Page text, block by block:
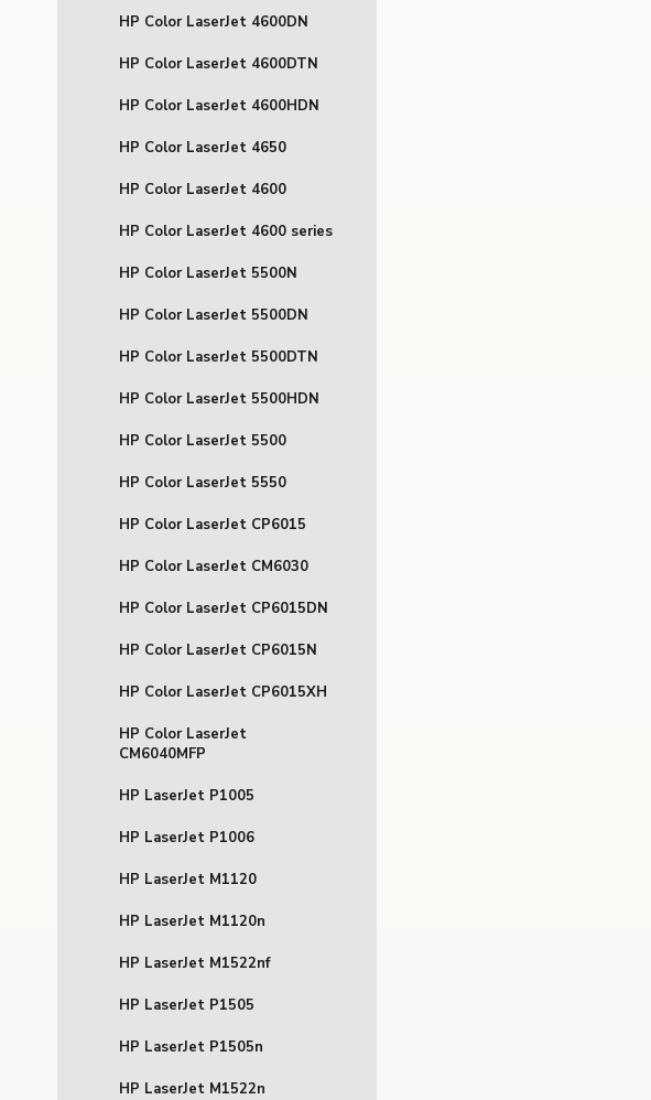
HP Color LaserJet 4600DN
HP Color LaserJet 4600DTN
HP Color LaserJet 4600HDN
HP Color LaserJet 4650
HP Color LaserJet 4600
HP Color LaserJet 4600 series
HP Color LaserJet 5500N
HP Color LaserJet 5500DN
HP Color LaserJet 5500DTN
HP Color LaserJet 5500HDN
HP Color LaserJet 5500
HP Color LaserJet 5550
HP Color LaserJet CP6015
HP Color LaserJet CM6030
HP Color LaserJet CP6015DN
HP Color LaserJet CP6015N
HP Color LaserJet CP6015XH
HP Color LaserJet
CM6040MFP
HP LaserJet P1005
HP LaserJet P1006
HP LaserJet M1120
HP LaserJet M1120n
HP LaserJet M1522nf
HP LaserJet P1505
HP LaserJet P1505n
HP LaserJet M1522n